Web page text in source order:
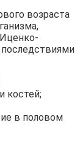
возраста
костей;
в половом